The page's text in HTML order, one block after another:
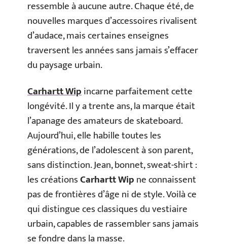
ressemble à aucune autre. Chaque été, de
nouvelles marques d’accessoires rivalisent
d’audace, mais certaines enseignes
traversent les années sans jamais s’effacer
du paysage urbain.
Carhartt Wipincarne parfaitement cette
longévité. Il y a trente ans, la marque était
l’apanage des amateurs de skateboard.
Aujourd’hui, elle habille toutes les
générations, de l’adolescent à son parent,
sans distinction. Jean, bonnet, sweat-shirt :
les créationsCarhartt Wipne connaissent
pas de frontières d’âge ni de style. Voilà ce
qui distingue ces classiques du vestiaire
urbain, capables de rassembler sans jamais
se fondre dans la masse.